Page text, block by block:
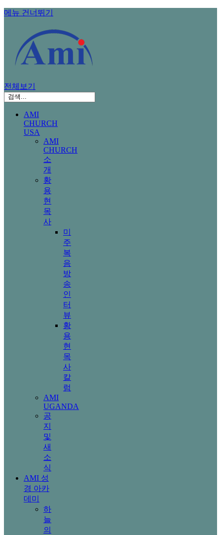
메뉴 건너뛰기
전체보기
AMI
CHURCH
USA
AMI
CHURCH
소
개
황
용
현
목
사
미
주
복
음
방
송
인
터
뷰
황
용
현
목
사
칼
럼
AMI
UGANDA
공
지
및
새
소
식
AMI 성
경 아카
데미
하
늘
의